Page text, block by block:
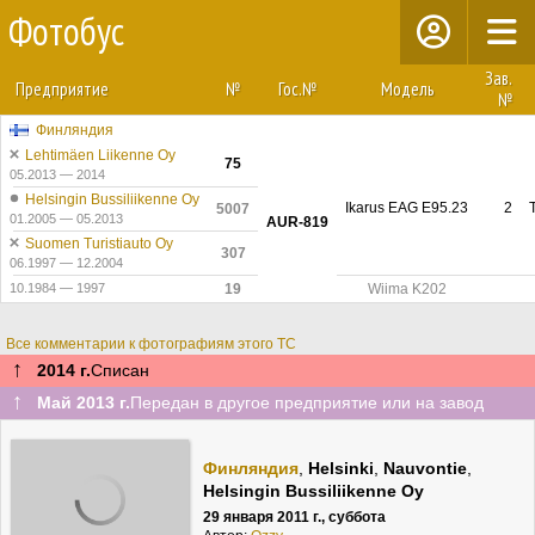
Фотобус
Предприятие № Гос.№ Модель
Зав.
№
Финляндия
Lehtimäen Liikenne Oy
05.2013 — 2014
75
AUR-819
Ikarus EAG E95.23 2
Helsingin Bussiliikenne Oy
01.2005 — 05.2013
5007
Suomen Turistiauto Oy
06.1997 — 12.2004
307
10.1984 — 1997 19 Wiima K202
Все комментарии к фотографиям этого ТС
↑ 2014 г.Списан
↑ Май 2013 г.Передан в другое предприятие или на завод
Финляндия, Helsinki Nauvontie,
Helsingin Bussiliikenne Oy
29 января 2011 г., суббота